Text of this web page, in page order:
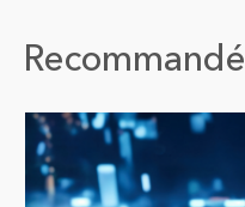
Recommandé